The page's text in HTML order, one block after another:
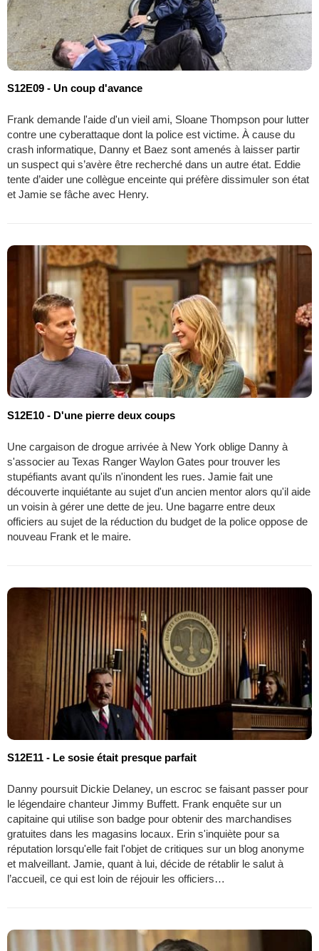
S12E09 - Un coup d'avance
Frank demande l'aide d'un vieil ami, Sloane Thompson pour lutter
contre une cyberattaque dont la police est victime. À cause du
crash informatique, Danny et Baez sont amenés à laisser partir
un suspect qui s’avère être recherché dans un autre état. Eddie
tente d’aider une collègue enceinte qui préfère dissimuler son état
et Jamie se fâche avec Henry.
S12E10 - D'une pierre deux coups
Une cargaison de drogue arrivée à New York oblige Danny à
s'associer au Texas Ranger Waylon Gates pour trouver les
stupéfiants avant qu'ils n'inondent les rues. Jamie fait une
découverte inquiétante au sujet d'un ancien mentor alors qu'il aide
un voisin à gérer une dette de jeu. Une bagarre entre deux
officiers au sujet de la réduction du budget de la police oppose de
nouveau Frank et le maire.
S12E11 - Le sosie était presque parfait
Danny poursuit Dickie Delaney, un escroc se faisant passer pour
le légendaire chanteur Jimmy Buffett. Frank enquête sur un
capitaine qui utilise son badge pour obtenir des marchandises
gratuites dans les magasins locaux. Erin s'inquiète pour sa
réputation lorsqu'elle fait l'objet de critiques sur un blog anonyme
et malveillant. Jamie, quant à lui, décide de rétablir le salut à
l’accueil, ce qui est loin de réjouir les officiers…